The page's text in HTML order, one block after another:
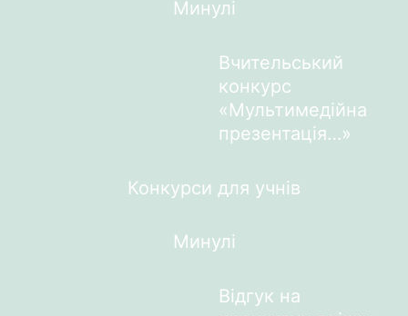
Минулі
Вчительський
конкурс
«Мультимедійна
презентація…»
Конкурси для учнів
Минулі
Відгук на